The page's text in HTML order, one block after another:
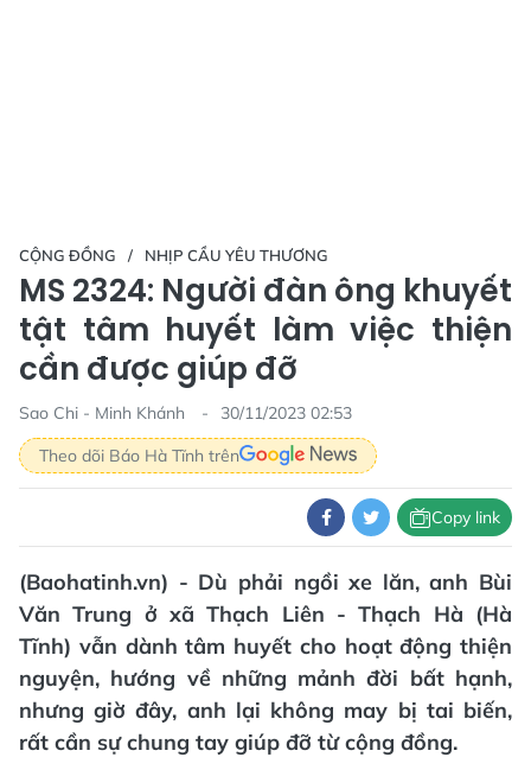
CỘNG ĐỒNG NHỊP CẦU YÊU THƯƠNG
MS 2324: Người đàn ông khuyết
tật tâm huyết làm việc thiện
cần được giúp đỡ
Sao Chi - Minh Khánh
30/11/2023 02:53
Theo dõi Báo Hà Tĩnh trên
Copy link
(Baohatinh.vn) - Dù phải ngồi xe lăn, anh Bùi
Văn Trung ở xã Thạch Liên - Thạch Hà (Hà
Tĩnh) vẫn dành tâm huyết cho hoạt động thiện
nguyện, hướng về những mảnh đời bất hạnh,
nhưng giờ đây, anh lại không may bị tai biến,
rất cần sự chung tay giúp đỡ từ cộng đồng.